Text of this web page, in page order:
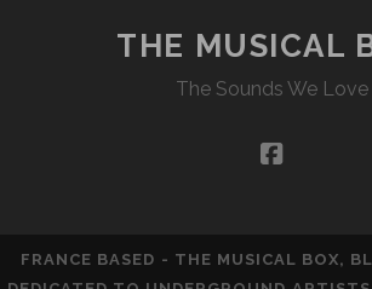
THE MUSICAL
The Sounds We Love
FRANCE BASED - THE MUSICAL BOX,